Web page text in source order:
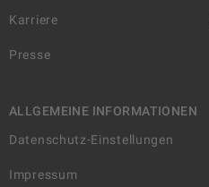
Karriere
Presse
ALLGEMEINE INFORMATIONEN
Datenschutz-Einstellungen
Impressum